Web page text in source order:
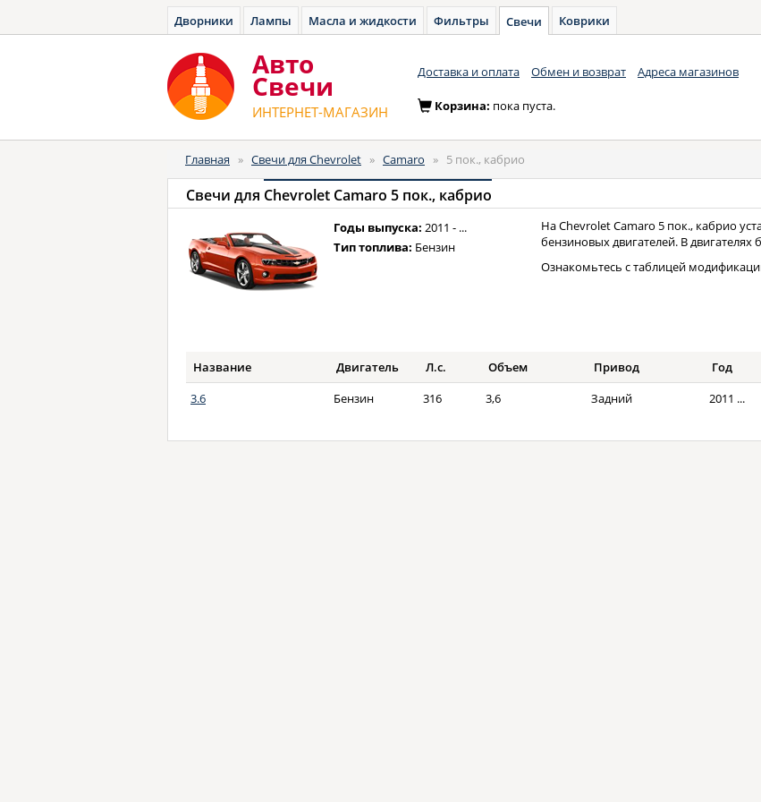
Дворники Лампы Масла и жидкости Фильтры Свечи Коврики
Авто
Cвечи
ИНТЕРНЕТ-МАГАЗИН
Доставка и оплата Обмен и возврат Адреса магазинов
Корзина: пока пуста.
Главная » Свечи для Chevrolet » Camaro » 5 пок., кабрио
Свечи для Chevrolet Camaro 5 пок., кабрио
Годы выпуска: 2011 - ...
Тип топлива: Бензин
На Chevrolet Camaro 5 пок., кабрио
бензиновых двигателей. В двигателях
Ознакомьтесь с таблицей
Название Двигатель Л.с. Объем Привод Год
3.6
Бензин 316 3,6 Задний 2011 ...